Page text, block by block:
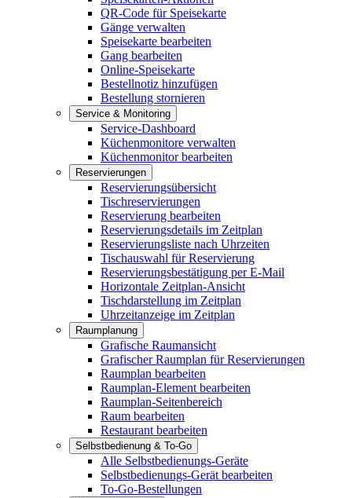
QR-Code für Speisekarte
Gänge verwalten
Speisekarte bearbeiten
Gang bearbeiten
Online-Speisekarte
Bestellnotiz hinzufügen
Bestellung stornieren
Service & Monitoring
Service-Dashboard
Küchenmonitore verwalten
Küchenmonitor bearbeiten
Reservierungen
Reservierungsübersicht
Tischreservierungen
Reservierung bearbeiten
Reservierungsdetails im Zeitplan
Reservierungsliste nach Uhrzeiten
Tischauswahl für Reservierung
Reservierungsbestätigung per E-Mail
Horizontale Zeitplan-Ansicht
Tischdarstellung im Zeitplan
Uhrzeitanzeige im Zeitplan
Raumplanung
Grafische Raumansicht
Grafischer Raumplan für Reservierungen
Raumplan bearbeiten
Raumplan-Element bearbeiten
Raumplan-Seitenbereich
Raum bearbeiten
Restaurant bearbeiten
Selbstbedienung & To-Go
Alle Selbstbedienungs-Geräte
Selbstbedienungs-Gerät bearbeiten
To-Go-Bestellungen